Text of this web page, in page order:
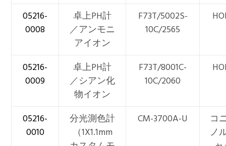
05216-
0008
卓上PH計
／アンモニ
アイオン
F73T/5002S-
10C/2565
05216-
0009
卓上PH計
／シアン化
物イオン
F73T/8001C-
10C/2060
05216-
0010
分光測色計
（1X1.1mm
CM-3700A-U
コ
ノ